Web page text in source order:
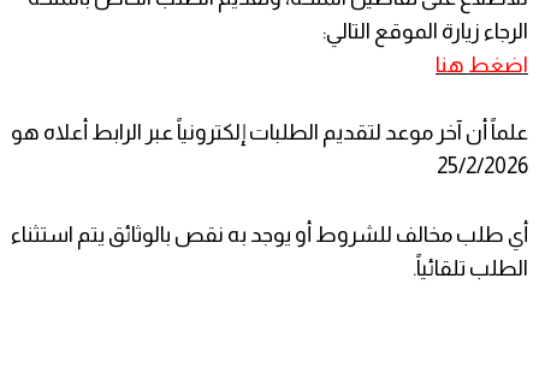
الرجاء زيارة الموقع التالي:
اضغط هنا
علماً أن آخر موعد لتقديم الطلبات إلكترونياً عبر الرابط أعلاه هو
25/2/2026
أي طلب مخالف للشروط أو يوجد به نقص بالوثائق يتم استثناء
الطلب تلقائياً.